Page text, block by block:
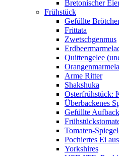
Bretonischer
Frühstück
Gefüllte
Frittata
Zwetschgenmus
Quittengelee
Arme Ritter
Shakshuka
Osterfrühstück:
Überbackenes
Gefüllte
Tomaten-
Pochiertes Ei
Yorkshires